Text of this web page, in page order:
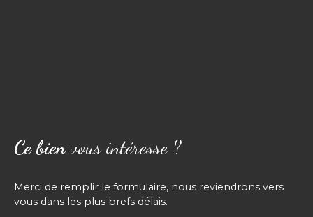
Ce bien vous intéresse ?
Merci de remplir le formulaire, nous reviendrons vers
vous dans les plus brefs délais.